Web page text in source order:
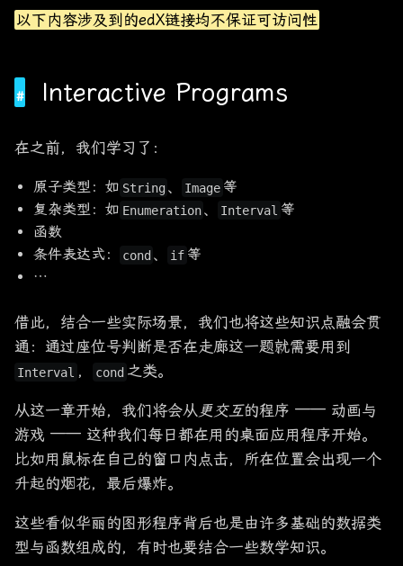
以下内容涉及到的edX链接均不保证可访问性
Interactive Programs
在之前，我们学习了：
原子类型：如 String 、 Image 等
复杂类型：如 Enumeration 、 Interval 等
函数
条件表达式：
cond 、 if 等
…
借此，结合一些实际场景，我们也将这些知识点融会贯
通：通过座位号判断是否在走廊这一题就需要用到
Interval ， cond 之类。
从这一章开始，我们将会从更交互的程序 —— 动画与
游戏 —— 这种我们每日都在用的桌面应用程序开始。
比如用鼠标在自己的窗口内点击，所在位置会出现一个
升起的烟花，最后爆炸。
这些看似华丽的图形程序背后也是由许多基础的数据类
型与函数组成的，有时也要结合一些数学知识。